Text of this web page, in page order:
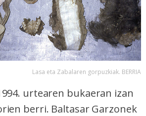
Lasa eta Zabalaren gorpuzkiak. BERRIA
urtearen bukaeran izan
berri. Baltasar Garzonek